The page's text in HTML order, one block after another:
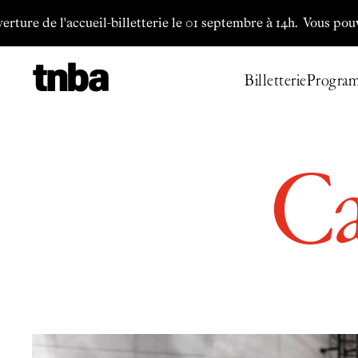
de l'accueil-billetterie le 01 septembre à 14h.Vous pouvez
Billetterie